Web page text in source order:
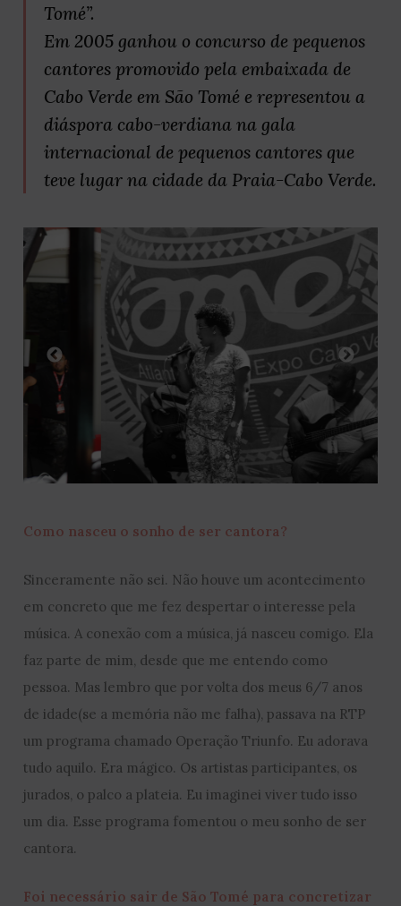
Tomé”.
Em 2005 ganhou o concurso de pequenos
cantores promovido pela embaixada de
Cabo Verde em São Tomé e representou a
diáspora cabo-verdiana na gala
internacional de pequenos cantores que
teve lugar na cidade da Praia-Cabo Verde.
Como nasceu o sonho de ser cantora?
Sinceramente não sei. Não houve um acontecimento
em concreto que me fez despertar o interesse pela
música. A conexão com a música, já nasceu comigo. Ela
faz parte de mim, desde que me entendo como
pessoa. Mas lembro que por volta dos meus 6/7 anos
de idade(se a memória não me falha), passava na RTP
um programa chamado Operação Triunfo. Eu adorava
tudo aquilo. Era mágico. Os artistas participantes, os
jurados, o palco a plateia. Eu imaginei viver tudo isso
um dia. Esse programa fomentou o meu sonho de ser
cantora.
Foi necessário sair de São Tomé para concretizar